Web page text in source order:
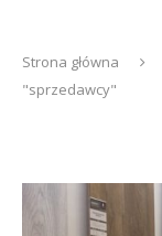
Strona główna
"sprzedawcy"